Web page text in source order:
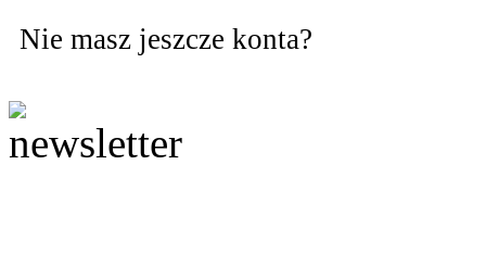
Nie masz jeszcze konta?